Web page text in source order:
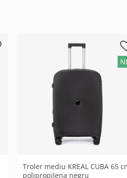
Troler mediu KREAL CUBA 65
polipropilena negru